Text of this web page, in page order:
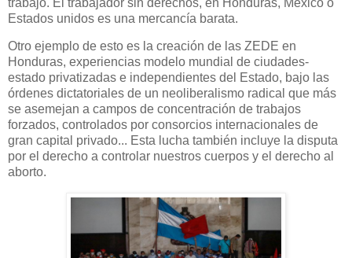
Estados unidos es una mercancía barata.
Otro ejemplo de esto es la creación de las ZEDE en
Honduras, experiencias modelo mundial de ciudades-
estado privatizadas e independientes del Estado, bajo las
órdenes dictatoriales de un neoliberalismo radical que más
se asemejan a campos de concentración de trabajos
forzados, controlados por consorcios internacionales de
gran capital privado... Esta lucha también incluye la disputa
por el derecho a controlar nuestros cuerpos y el derecho al
aborto.